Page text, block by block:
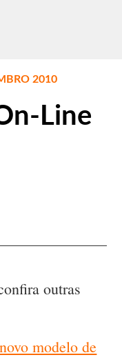
2010
Line
outras
modelo de